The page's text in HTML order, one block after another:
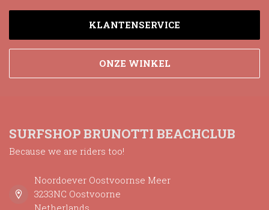
KLANTENSERVICE
ONZE WINKEL
SURFSHOP BRUNOTTI BEACHCLUB
Because we are riders too!
Noordoever Oostvoornse Meer
3233NC Oostvoorne
Netherlands